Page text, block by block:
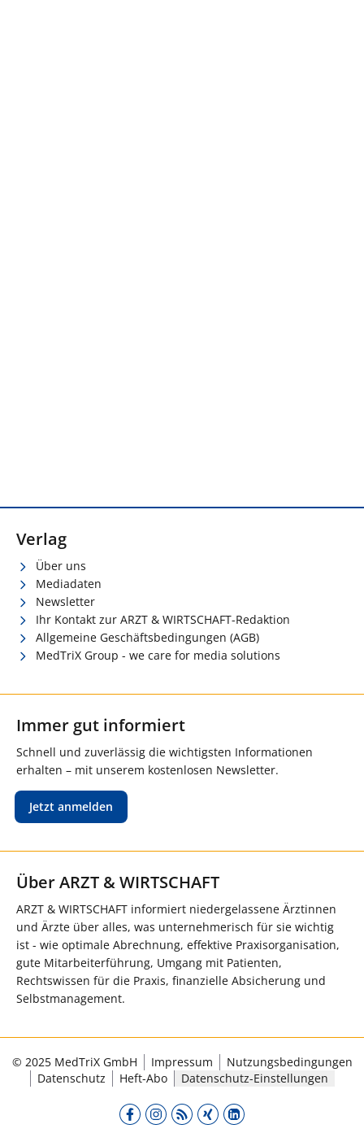
Verlag
Über uns
Mediadaten
Newsletter
Ihr Kontakt zur ARZT & WIRTSCHAFT-Redaktion
Allgemeine Geschäftsbedingungen (AGB)
MedTriX Group - we care for media solutions
Immer gut informiert
Schnell und zuverlässig die wichtigsten Informationen
erhalten – mit unserem kostenlosen Newsletter.
Jetzt anmelden
Über ARZT & WIRTSCHAFT
ARZT & WIRTSCHAFT informiert niedergelassene Ärztinnen
und Ärzte über alles, was unternehmerisch für sie wichtig
ist - wie optimale Abrechnung, effektive Praxisorganisation,
gute Mitarbeiterführung, Umgang mit Patienten,
Rechtswissen für die Praxis, finanzielle Absicherung und
Selbstmanagement.
© 2025 MedTriX GmbH Impressum
Nutzungsbedingungen
Datenschutz
Heft-Abo Datenschutz-Einstellungen